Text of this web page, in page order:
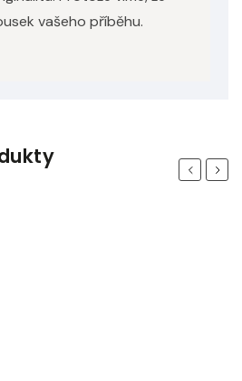
vašeho příběhu.
Previous
Next